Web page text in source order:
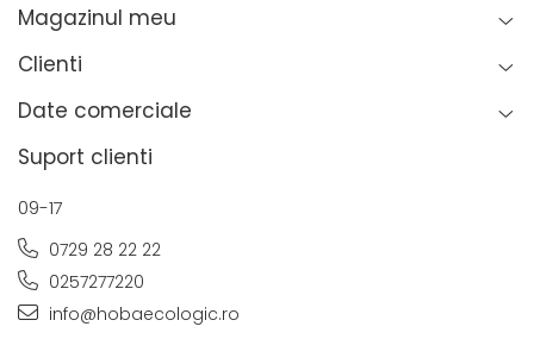
Magazinul meu
Clienti
Date comerciale
Suport clienti
09-17
0729 28 22 22
0257277220
info@hobaecologic.ro